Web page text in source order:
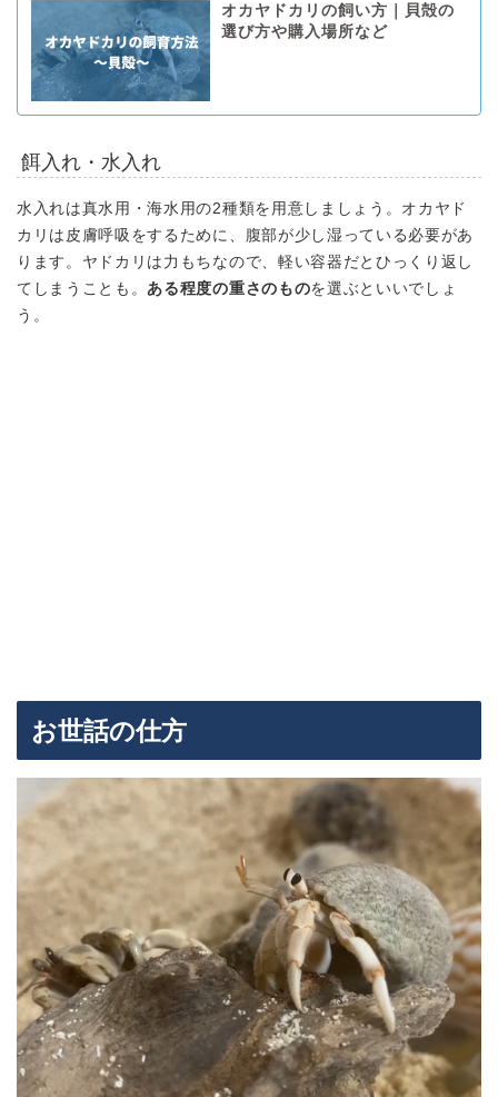
オカヤドカリの飼い方｜貝殻の
選び方や購入場所など
餌入れ・水入れ
水入れは真水用・海水用の2種類を用意しましょう。 オカヤド
カリは皮膚呼吸をするために、腹部が少し湿っている必要があ
ります。ヤドカリは力もちなので、軽い容器だとひっくり返し
てしまうことも。ある程度の重さのものを選ぶといいでしょ
う。
お世話の仕方